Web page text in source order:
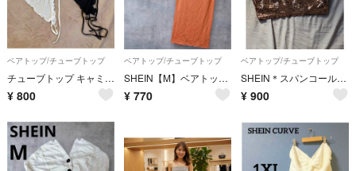
ベアトップ/チューブトップ
チューブトップ キャミソール 白黒2枚セット シアー シャーリング
¥ 800
ベアトップ/チューブトップ
SHEIN【M】ベアトップワンピース ロング タイト ピンク タイトワンピ 伸縮
¥ 770
ベアトップ/チューブトップ
SHEIN＊スパンコールビスチェ＊Sサイズ
¥ 900